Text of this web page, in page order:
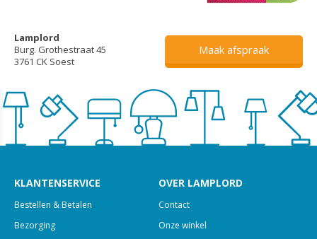
Lamplord
Burg. Grothestraat 45
3761 CK Soest
Maak afspraak
KLANTENSERVICE
Bestellen & Betalen
Bezorging
OVER LAMPLORD
Contact
Onze winkel